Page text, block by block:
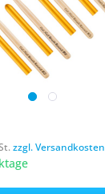
zzgl. Versandkosten